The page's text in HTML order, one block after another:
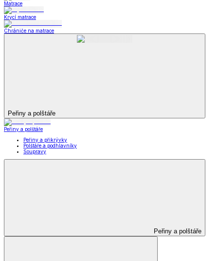
Matrace
Krycí matrace
Chrániče na matrace
Peřiny a polštáře
Peřiny a polštáře
Peřiny a přikrývky
Polštáře a podhlavníky
Soupravy
Peřiny a polštáře